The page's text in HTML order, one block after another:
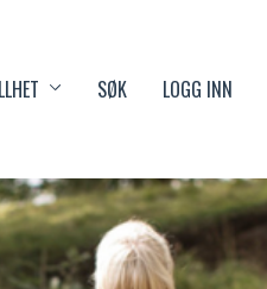
SØK LOGG INN